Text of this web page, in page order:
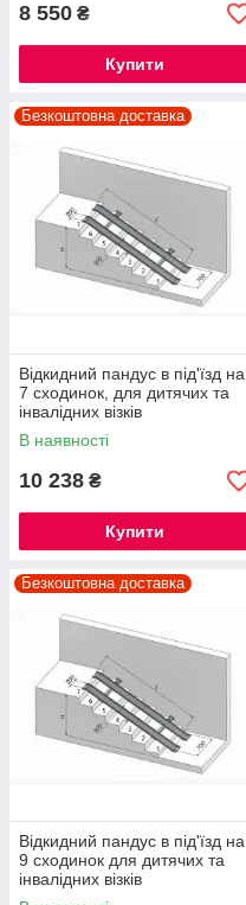
8 550 ₴
Купити
Безкоштовна доставка
Відкидний пандус в під'їзд на
7 сходинок, для дитячих та
інвалідних візків
В наявності
10 238 ₴
Купити
Безкоштовна доставка
Відкидний пандус в під'їзд на
9 сходинок для дитячих та
інвалідних візків